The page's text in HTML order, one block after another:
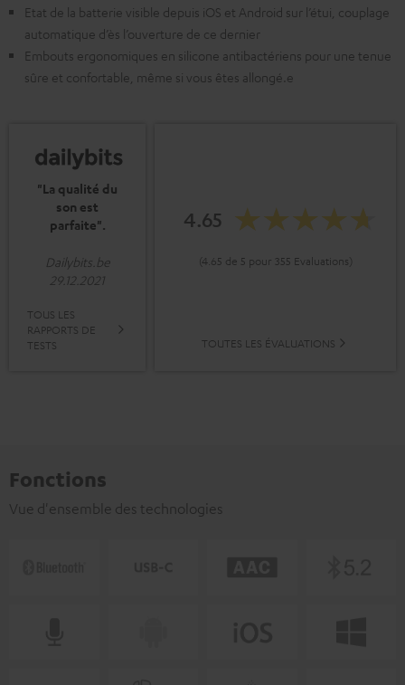
Etat de la batterie visible depuis iOS et Android sur l’étui, couplage
automatique d’ès l’ouverture de ce dernier
Embouts ergonomiques en silicone antibactériens pour une tenue
sûre et confortable, même si vous êtes allongé.e
"La qualité du
son est
parfaite".
Dailybits.be
29.12.2021
TOUS LES
RAPPORTS DE
TESTS
4.65
(4.65 de 5 pour 355 Evaluations)
TOUTES LES ÉVALUATIONS
Fonctions
Vue d'ensemble des technologies